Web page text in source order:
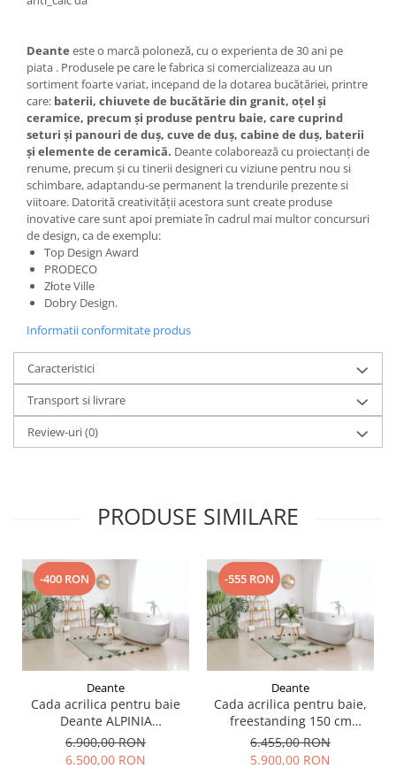
Deante este o marcă poloneză, cu o experienta de 30 ani pe
piata . Produsele pe care le fabrica si comercializeaza au un
sortiment foarte variat, incepand de la dotarea bucătăriei, printre
care: baterii, chiuvete de bucătărie din granit, oţel şi
ceramice, precum şi produse pentru baie, care cuprind
seturi şi panouri de duş, cuve de duş, cabine de duş, baterii
şi elemente de ceramică. Deante colaborează cu proiectanţi de
renume, precum şi cu tinerii designeri cu viziune pentru nou si
schimbare, adaptandu-se permanent la trendurile prezente si
viitoare. Datorită creativităţii acestora sunt create produse
inovative care sunt apoi premiate în cadrul mai multor concursuri
de design, ca de exemplu:
Top Design Award
PRODECO
Złote Ville
Dobry Design.
Informatii conformitate produs
Caracteristici
Transport si livrare
Review-uri(0)
PRODUSE SIMILARE
-400 RON
Deante
Cada acrilica pentru baie
Deante ALPINIA
freestanding 170 cm
6.900,00 RON
6.500,00 RON
-555 RON
Deante
Cada acrilica pentru baie,
freestanding 150 cm
Deante ALPINIA
6.455,00 RON
5.900,00 RON